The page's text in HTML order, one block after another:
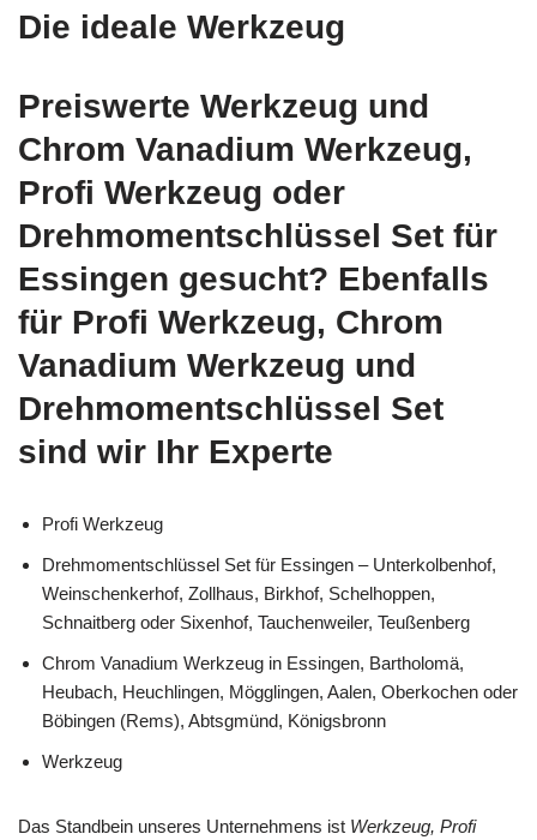
Die ideale Werkzeug
Preiswerte Werkzeug und
Chrom Vanadium Werkzeug,
Profi Werkzeug oder
Drehmomentschlüssel Set für
Essingen gesucht? Ebenfalls
für Profi Werkzeug, Chrom
Vanadium Werkzeug und
Drehmomentschlüssel Set
sind wir Ihr Experte
Profi Werkzeug
Drehmomentschlüssel Set für Essingen – Unterkolbenhof,
Weinschenkerhof, Zollhaus, Birkhof, Schelhoppen,
Schnaitberg oder Sixenhof, Tauchenweiler, Teußenberg
Chrom Vanadium Werkzeug in Essingen, Bartholomä,
Heubach, Heuchlingen, Mögglingen, Aalen, Oberkochen oder
Böbingen (Rems), Abtsgmünd, Königsbronn
Werkzeug
Das Standbein unseres Unternehmens ist Werkzeug, Profi